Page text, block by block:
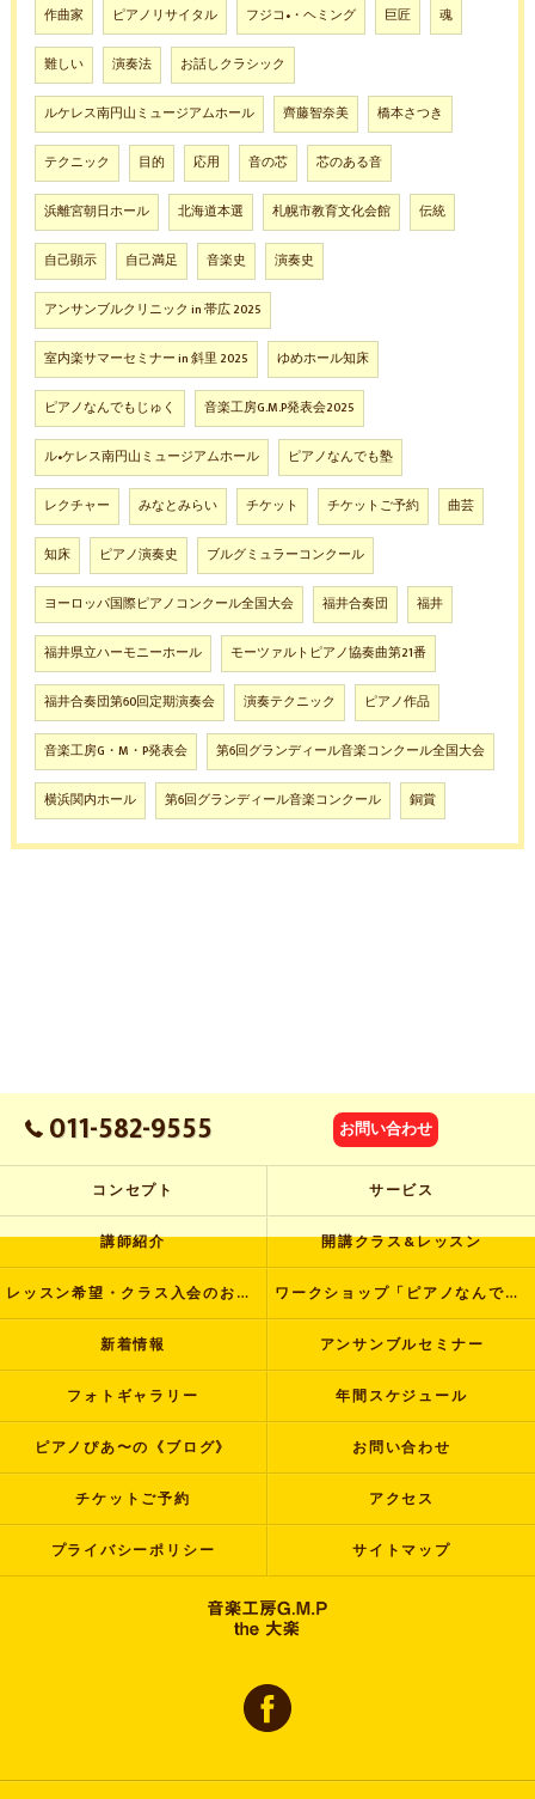
作曲家 ピアノリサイタル フジコ•・ヘミング 巨匠 魂
難しい 演奏法 お話しクラシック
ルケレス南円山ミュージアムホール 齊藤智奈美 橋本さつき
テクニック 目的 応用 音の芯 芯のある音
浜離宮朝日ホール 北海道本選 札幌市教育文化会館 伝統
自己顕示 自己満足 音楽史 演奏史
アンサンブルクリニック in 帯広 2025
室内楽サマーセミナー in 斜里 2025 ゆめホール知床
ピアノなんでもじゅく 音楽工房G.M.P発表会2025
ル•ケレス南円山ミュージアムホール ピアノなんでも塾
レクチャー みなとみらい チケット チケットご予約 曲芸
知床 ピアノ演奏史 ブルグミュラーコンクール
ヨーロッパ国際ピアノコンクール全国大会 福井合奏団 福井
福井県立ハーモニーホール モーツァルトピアノ協奏曲第21番
福井合奏団第60回定期演奏会 演奏テクニック ピアノ作品
音楽工房G・M・P発表会 第6回グランディール音楽コンクール全国大会
横浜関内ホール 第6回グランディール音楽コンクール 銅賞
011-582-9555 お問い合わせ
コンセプト サービス
講師紹介 開講クラス&レッスン
レッスン希望・クラス入会のお申し込み ワークショップ「ピアノなんでも塾」
新着情報 アンサンブルセミナー
フォトギャラリー 年間スケジュール
ピアノぴあ〜の《ブログ》 お問い合わせ
チケットご予約 アクセス
プライバシーポリシー サイトマップ